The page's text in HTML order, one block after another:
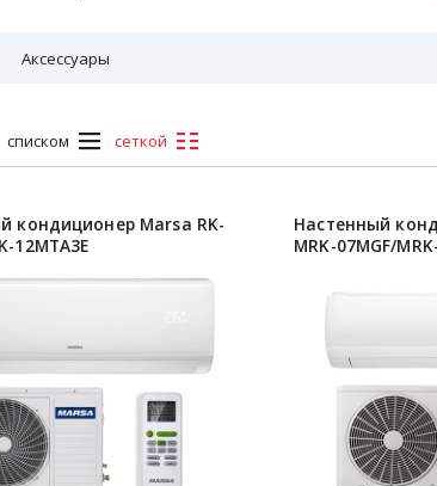
Аксессуары
списком сеткой
кондиционер Marsa RK-
12MTA3E
Настенный
MRK-07MGF/